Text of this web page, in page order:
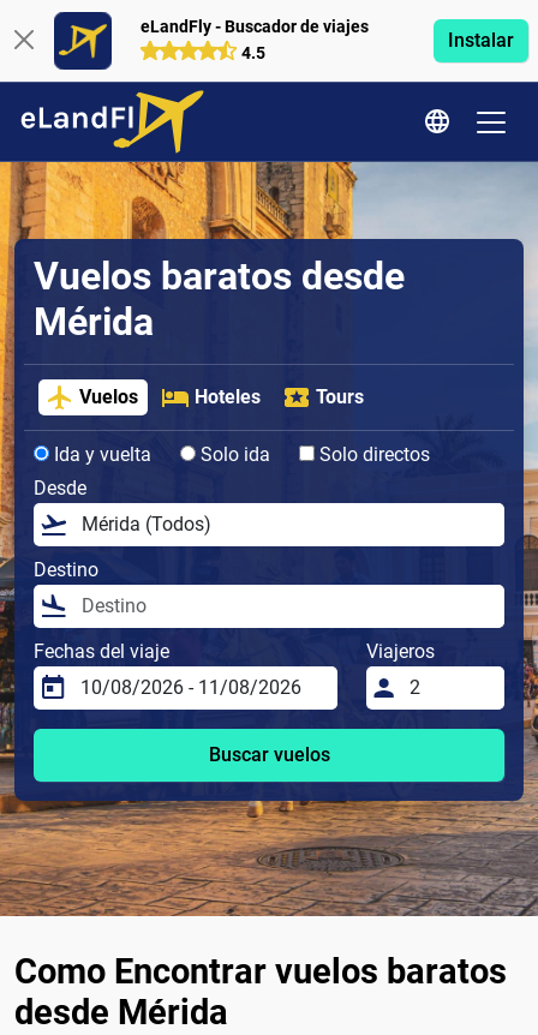
eLandFly - Buscador de viajes
4.5
Instalar
Vuelos baratos desde
Mérida
Vuelos Hoteles Tours
Ida y vuelta Solo ida
Solo directos
Desde
Destino
Fechas del viaje Viajeros
Buscar vuelos
Como Encontrar vuelos baratos
desde Mérida